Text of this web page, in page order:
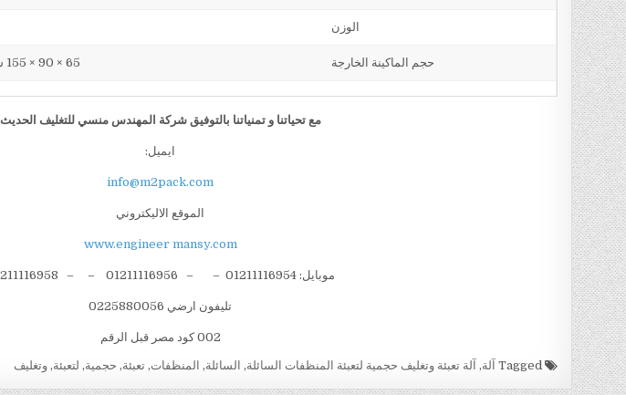
الوزن
حجم الماكينة الخارجة 65 × 90 × 155 سم كما يمكن فك الماكينة و تركيبها في اي مكان
مع تحياتنا و تمنياتنا بالتوفيق شركة المهندسمنسي للتغليف الحديث
ايميل:
info@m2pack.com
الموقع الاليكتروني
www.engineer mansy.com
موبايل: 01211116954 – – 01211116956 – – 01211116958
تليفون ارضي 0225880056
002 كود مصر قبل الرقم
Tagged آلة, آلة تعبئة وتغليف حجمية لتعبئة المنظفات السائلة, السائلة, المنظفات,تعبئة, حجمية, لتعبئة,وتغليف